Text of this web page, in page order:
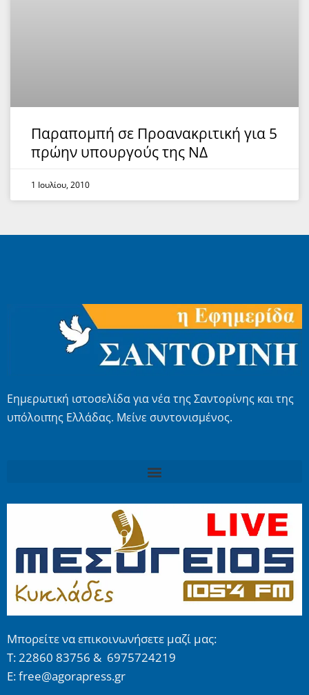
Παραπομπή σε Προανακριτική για 5
πρώην υπουργούς της ΝΔ
1 Ιουλίου, 2010
Εημερωτική ιστοσελίδα για νέα της Σαντορίνης και της
υπόλοιπης Ελλάδας. Μείνε συντονισμένος.
Μπορείτε να επικοινωνήσετε μαζί μας:
Τ: 22860 83756 & 6975724219
E: free@agorapress.gr